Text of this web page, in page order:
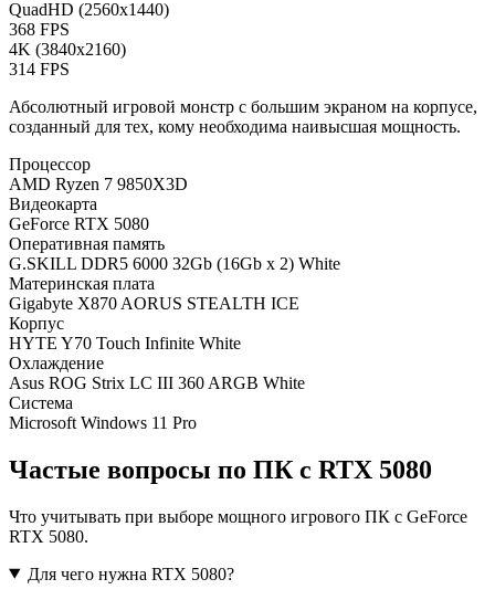
QuadHD (2560x1440)
368 FPS
4K (3840x2160)
314 FPS
Абсолютный игровой монстр с большим экраном на корпусе,
созданный для тех, кому необходима наивысшая мощность.
Процессор
AMD Ryzen 7 9850X3D
Видеокарта
GeForce RTX 5080
Оперативная память
G.SKILL DDR5 6000 32Gb (16Gb x 2) White
Материнская плата
Gigabyte X870 AORUS STEALTH ICE
Корпус
HYTE Y70 Touch Infinite White
Охлаждение
Asus ROG Strix LC III 360 ARGB White
Система
Microsoft Windows 11 Pro
Частые вопросы по ПК с RTX 5080
Что учитывать при выборе мощного игрового ПК с GeForce
RTX 5080.
Для чего нужна RTX 5080?